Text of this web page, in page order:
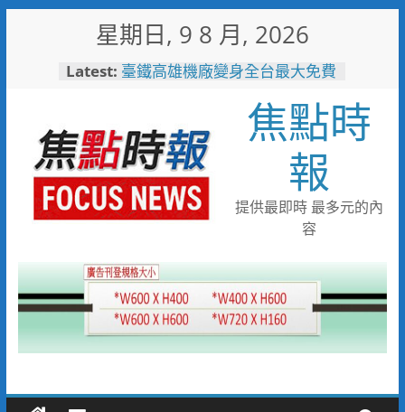
星期日, 9 8 月, 2026
Latest: 臺鐵高雄機廠變身全台最大免費
臺南社區防暴劇力拚全國 環湖
社區奪季軍、民榮社區獲佳作
岡山警民聯手暖助八旬嬤 「人
情味GPS」10分鐘找回返家路
跨國並肩彩排激盪爵士新火花
展現台中市爵士人才培育成果
跨域整合守護全家！鳳山醫院結
焦點時
報
提供最即時 最多元的內
容